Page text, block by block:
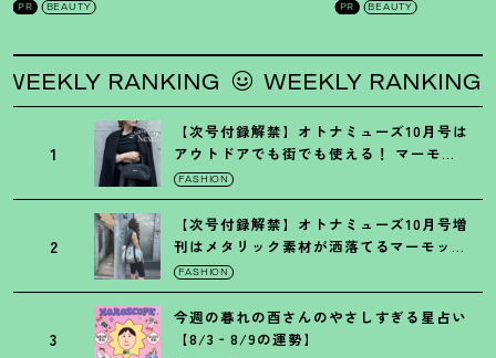
PR BEAUTY PR BEAUTY
RANKING WEEKLY RANKING
1
【次号付録解禁】オトナミューズ10月号は
アウトドアでも街でも使える ！ マーモッ
トの黒ショルダー
FASHION
2
【次号付録解禁】オトナミューズ10月号増
刊はメタリック素材が洒落てるマーモット
の保冷バッグ
FASHION
3
今週の暮れの酉さんのやさしすぎる星占い
【8/3‐8/9の運勢】